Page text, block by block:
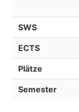
SWS
ECTS
Plätze
Semester